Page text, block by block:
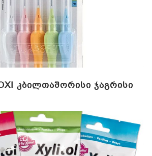
ᲙᲑᲘᲚᲗᲐᲨᲝᲠᲘᲡᲘ ᲯᲐᲒᲠᲘᲡᲘ